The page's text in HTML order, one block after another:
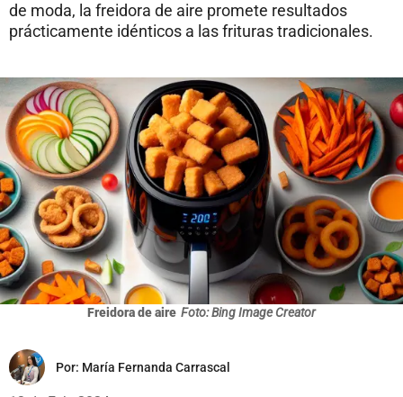
de moda, la freidora de aire promete resultados
prácticamente idénticos a las frituras tradicionales.
Freidora de aire Foto: Bing Image Creator
Por: María Fernanda Carrascal